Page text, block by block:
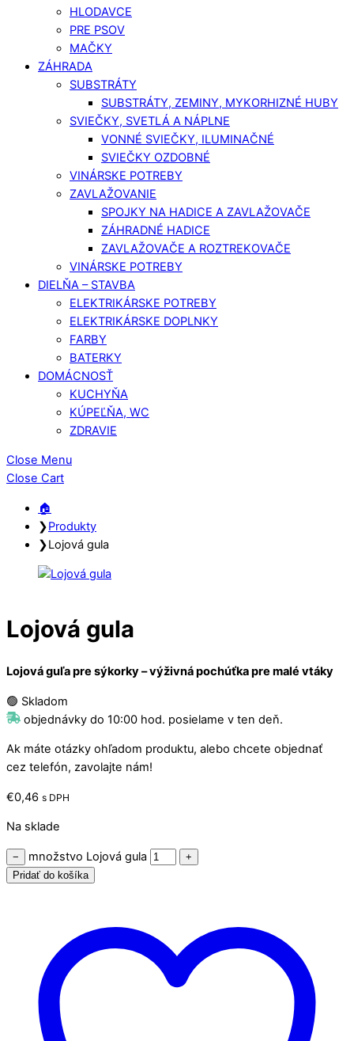
HLODAVCE
PRE PSOV
MAČKY
ZÁHRADA
SUBSTRÁTY
SUBSTRÁTY, ZEMINY, MYKORHIZNÉ HUBY
SVIEČKY, SVETLÁ A NÁPLNE
VONNÉ SVIEČKY, ILUMINAČNÉ
SVIEČKY OZDOBNÉ
VINÁRSKE POTREBY
ZAVLAŽOVANIE
SPOJKY NA HADICE A ZAVLAŽOVAČE
ZÁHRADNÉ HADICE
ZAVLAŽOVAČE A ROZTREKOVAČE
VINÁRSKE POTREBY
DIELŇA – STAVBA
ELEKTRIKÁRSKE POTREBY
ELEKTRIKÁRSKE DOPLNKY
FARBY
BATERKY
DOMÁCNOSŤ
KUCHYŇA
KÚPEĽŇA, WC
ZDRAVIE
Close Menu
Close Cart
🏠︎
❯Produkty
❯Lojová gula
Lojová gula
Lojová guľa pre sýkorky – výživná pochúťka pre malé vtáky
🟢 Skladom
objednávky do 10:00 hod. posielame v ten deň.
Ak máte otázky ohľadom produktu, alebo chcete objednať
cez telefón, zavolajte nám!
€0,46 s DPH
Na sklade
− množstvo Lojová gula
+
Pridať do košíka